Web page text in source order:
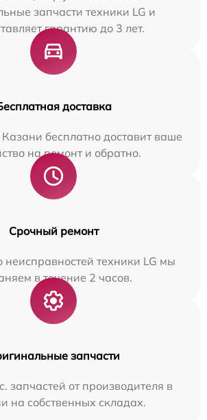
запчасти техники LG и
гарантию до 3 лет.
доставка
бесплатно доставит ваше
на ремонт и обратно.
Срочный ремонт
неисправностей техники LG мы
в течение 2 часов.
запчасти
запчастей от производителя в
на собственных складах.